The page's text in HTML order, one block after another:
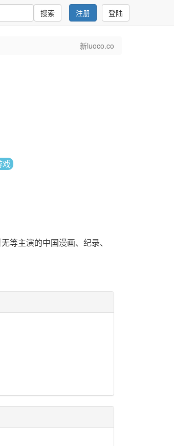
搜索 注册 登陆
新luoco.co
戏
等主演的中国漫画、纪录、